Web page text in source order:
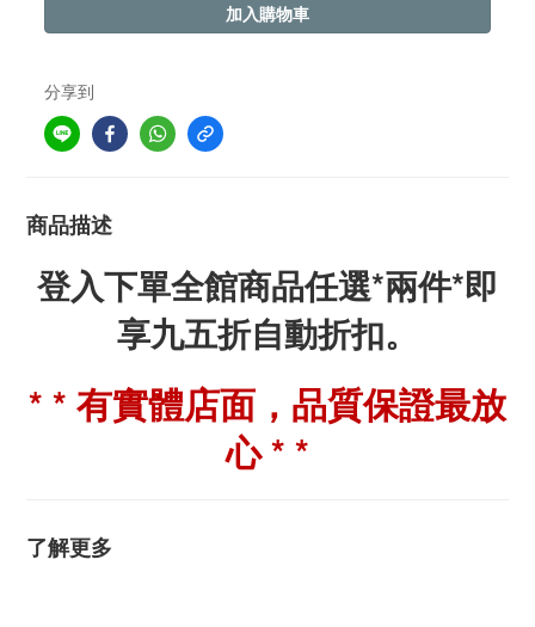
加入購物車
分享到
商品描述
登入下單全館商品任選*兩件*即
享九五折自動折扣。
* * 有實體店面，品質保證最放
心 * *
了解更多